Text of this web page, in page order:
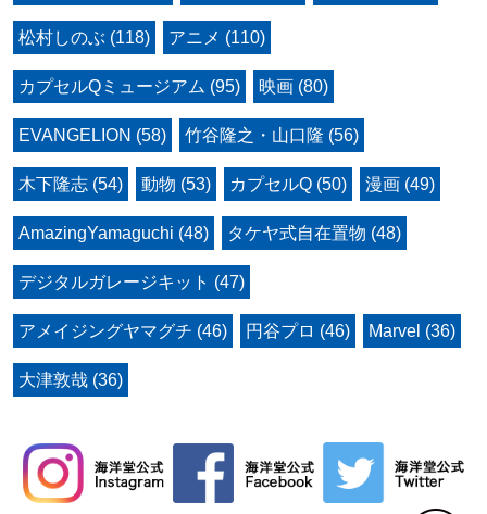
松村しのぶ (118) アニメ (110)
カプセルQミュージアム (95) 映画 (80)
EVANGELION (58) 竹谷隆之・山口隆 (56)
木下隆志 (54) 動物 (53) カプセルQ (50) 漫画 (49)
AmazingYamaguchi (48) タケヤ式自在置物 (48)
デジタルガレージキット (47)
アメイジングヤマグチ (46) 円谷プロ (46) Marvel (36)
大津敦哉 (36)